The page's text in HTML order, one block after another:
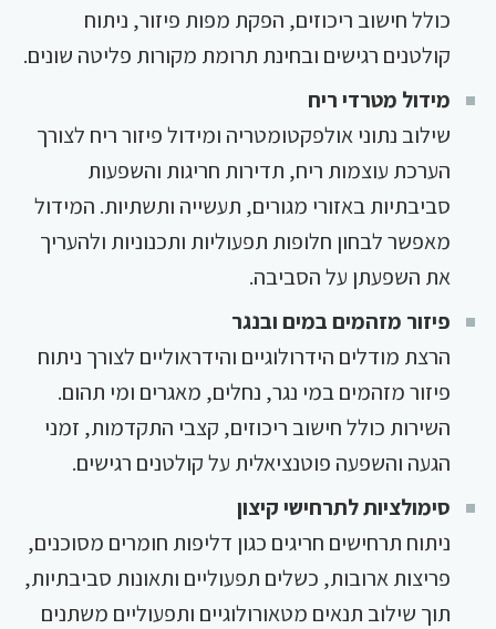
כולל חישוב ריכוזים, הפקת מפות פיזור, ניתוח
קולטנים רגישים ובחינת תרומת מקורות פליטה שונים.
מידול מטרדי ריח
שילוב נתוני אולפקטומטריה ומידול פיזור ריח לצורך
הערכת עוצמות ריח, תדירות חריגות והשפעות
סביבתיות באזורי מגורים, תעשייה ותשתיות. המידול
מאפשר לבחון חלופות תפעוליות ותכנוניות ולהעריך
את השפעתן על הסביבה.
פיזור מזהמים במים ובנגר
הרצת מודלים הידרולוגיים והידראוליים לצורך ניתוח
פיזור מזהמים במי נגר, נחלים, מאגרים ומי תהום.
השירות כולל חישוב ריכוזים, קצבי התקדמות, זמני
הגעה והשפעה פוטנציאלית על קולטנים רגישים.
סימולציות לתרחישי קיצון
ניתוח תרחישים חריגים כגון דליפות חומרים מסוכנים,
פריצות ארובות, כשלים תפעוליים ותאונות סביבתיות,
תוך שילוב תנאים מטאורולוגיים ותפעוליים משתנים